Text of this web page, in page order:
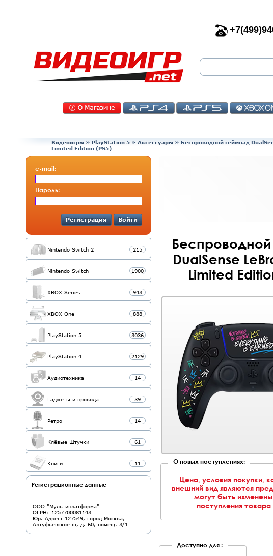
Видеоигры » PlayStation 5 » Аксессуары » Беспроводной геймпад
Limited Edition (PS5)
e-mail:
Пароль:
Регистрация Войти
Nintendo Switch 2 215
Nintendo Switch 1900
XBOX Series 943
XBOX One 888
PlayStation 5 3036
PlayStation 4 2129
Аудиотехника 14
Гаджеты и провода 39
Ретро 14
Клёвые Штучки 61
Книги 11
Регистрационные данные
ООО "Мультиплатформа"
ОГРН: 1257700081143
Юр. Адрес: 127549, город Москва,
Алтуфьевское ш, д. 60, помещ. 3/1
DualSense
Limited
О новых поступлениях:
Цена, условия покупки,
внешний вид являются
могут быть
поступления
Доступно для :